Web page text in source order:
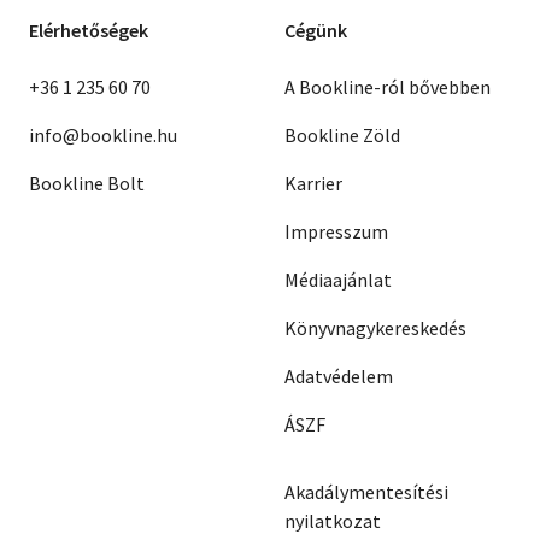
Elérhetőségek
+36 1 235 60 70
info@bookline.hu
Bookline Bolt
Cégünk
A Bookline-ról bővebben
Bookline Zöld
Karrier
Impresszum
Médiaajánlat
Könyvnagykereskedés
Adatvédelem
ÁSZF
Akadálymentesítési
nyilatkozat